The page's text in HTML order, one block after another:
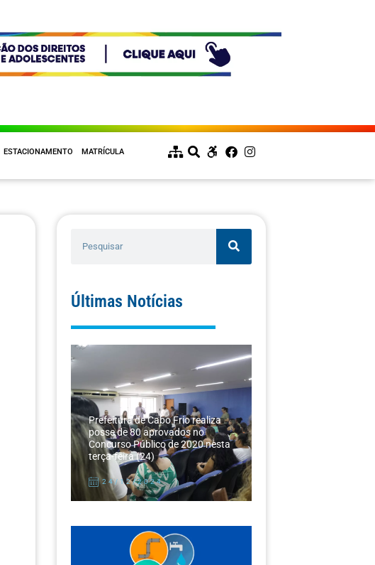
ESTACIONAMENTO MATRÍCULA
Últimas Notícias
Prefeitura de Cabo Frio realiza
posse de 80 aprovados no
Concurso Público de 2020 nesta
terça-feira (24)
24/12/2024